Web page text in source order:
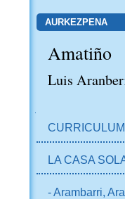
AURKEZPENA
Amatiño
Luis
CURRICULUM
LA CASA
- Arambarri,